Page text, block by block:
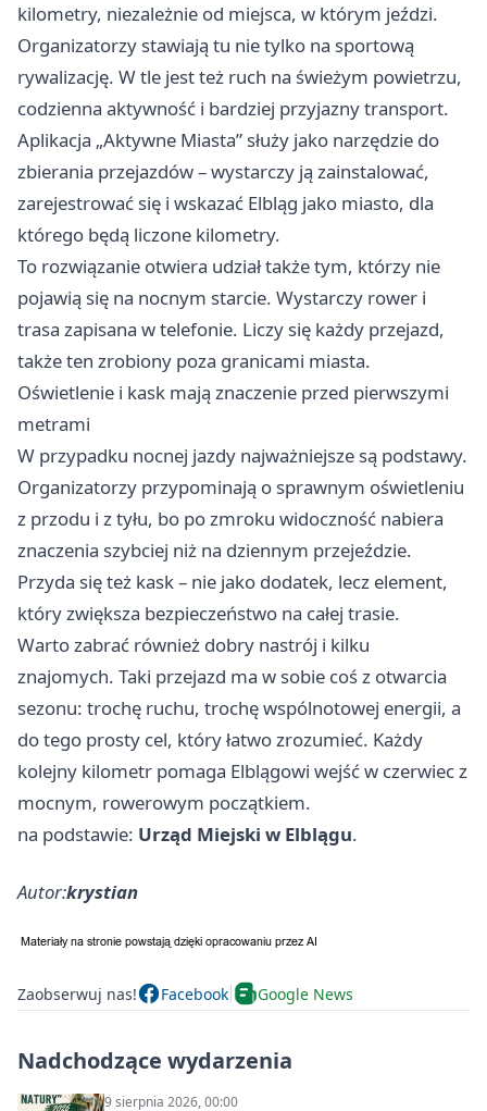
kilometry, niezależnie od miejsca, w którym jeździ.
Organizatorzy stawiają tu nie tylko na sportową
rywalizację. W tle jest też ruch na świeżym powietrzu,
codzienna aktywność i bardziej przyjazny transport.
Aplikacja „Aktywne Miasta” służy jako narzędzie do
zbierania przejazdów – wystarczy ją zainstalować,
zarejestrować się i wskazać Elbląg jako miasto, dla
którego będą liczone kilometry.
To rozwiązanie otwiera udział także tym, którzy nie
pojawią się na nocnym starcie. Wystarczy rower i
trasa zapisana w telefonie. Liczy się każdy przejazd,
także ten zrobiony poza granicami miasta.
Oświetlenie i kask mają znaczenie przed pierwszymi
metrami
W przypadku nocnej jazdy najważniejsze są podstawy.
Organizatorzy przypominają o sprawnym oświetleniu
z przodu i z tyłu, bo po zmroku widoczność nabiera
znaczenia szybciej niż na dziennym przejeździe.
Przyda się też kask – nie jako dodatek, lecz element,
który zwiększa bezpieczeństwo na całej trasie.
Warto zabrać również dobry nastrój i kilku
znajomych. Taki przejazd ma w sobie coś z otwarcia
sezonu: trochę ruchu, trochę wspólnotowej energii, a
do tego prosty cel, który łatwo zrozumieć. Każdy
kolejny kilometr pomaga Elblągowi wejść w czerwiec z
mocnym, rowerowym początkiem.
na podstawie: Urząd Miejski w Elblągu.
Autor:krystian
Zaobserwuj nas! Facebook Google News
Nadchodzące wydarzenia
9 sierpnia 2026, 00:00